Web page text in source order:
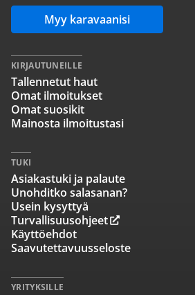
Myy karavaanisi
KIRJAUTUNEILLE
Tallennetut haut
Omat ilmoitukset
Omat suosikit
Mainosta ilmoitustasi
TUKI
Asiakastuki ja palaute
Unohditko salasanan?
Usein kysyttyä
Turvallisuusohjeet
Käyttöehdot
Saavutettavuusseloste
YRITYKSILLE